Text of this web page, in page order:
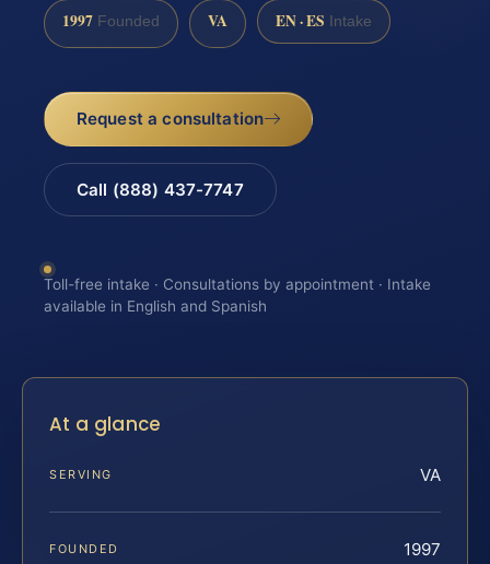
1997 Founded VA EN · ES Intake
Request a consultation
Call (888) 437-7747
Toll-free intake · Consultations by appointment · Intake
available in English and Spanish
At a glance
SERVING VA
FOUNDED 1997